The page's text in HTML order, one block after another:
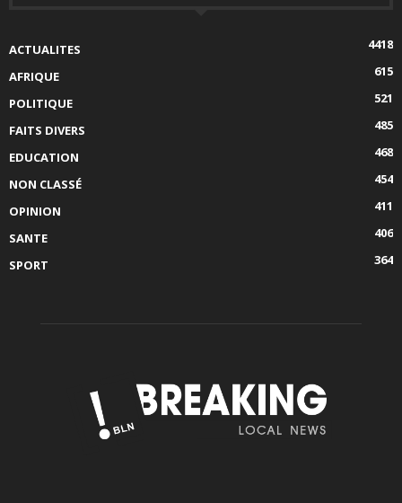
ACTUALITES
4418
AFRIQUE
615
POLITIQUE
521
FAITS DIVERS
485
EDUCATION
468
NON CLASSÉ
454
OPINION
411
SANTE
406
SPORT
364